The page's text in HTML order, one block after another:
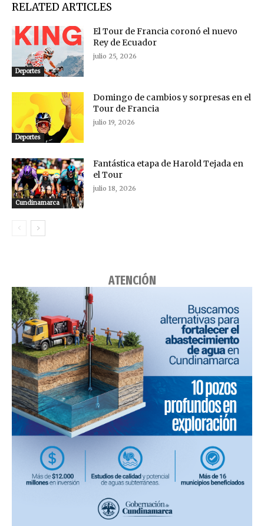
RELATED ARTICLES
Deportes
El Tour de Francia coronó el nuevo
Rey de Ecuador
julio 25, 2026
Deportes
Domingo de cambios y sorpresas en el
Tour de Francia
julio 19, 2026
Cundinamarca
Fantástica etapa de Harold Tejada en
el Tour
julio 18, 2026
ATENCIÓN